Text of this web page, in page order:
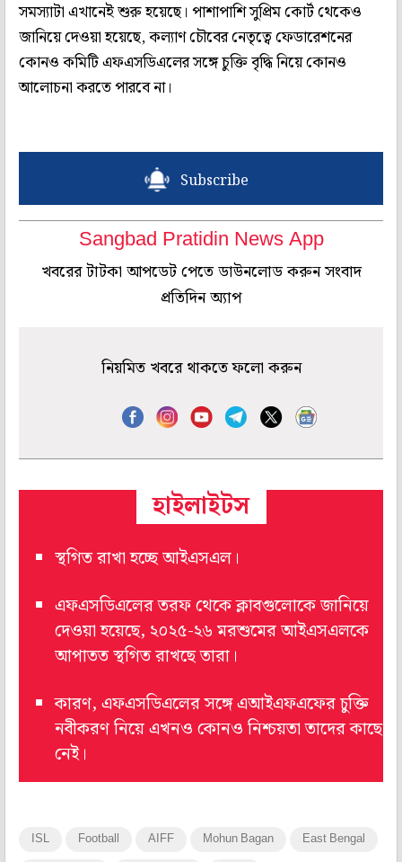
সমস্যাটা এখানেই শুরু হয়েছে। পাশাপাশি সুপ্রিম কোর্ট থেকেও
জানিয়ে দেওয়া হয়েছে, কল্যাণ চৌবের নেতৃত্বে ফেডারেশনের
কোনও কমিটি এফএসডিএলের সঙ্গে চুক্তি বৃদ্ধি নিয়ে কোনও
আলোচনা করতে পারবে না।
Subscribe
Sangbad Pratidin News App
খবরের টাটকা আপডেট পেতে ডাউনলোড করুন সংবাদ
প্রতিদিন অ্যাপ
নিয়মিত খবরে থাকতে ফলো করুন
হাইলাইটস
স্থগিত রাখা হচ্ছে আইএসএল।
এফএসডিএলের তরফ থেকে ক্লাবগুলোকে জানিয়ে
দেওয়া হয়েছে, ২০২৫-২৬ মরশুমের আইএসএলকে
আপাতত স্থগিত রাখছে তারা।
কারণ, এফএসডিএলের সঙ্গে এআইএফএফের চুক্তি
নবীকরণ নিয়ে এখনও কোনও নিশ্চয়তা তাদের কাছে
নেই।
ISL Football AIFF Mohun Bagan East Bengal